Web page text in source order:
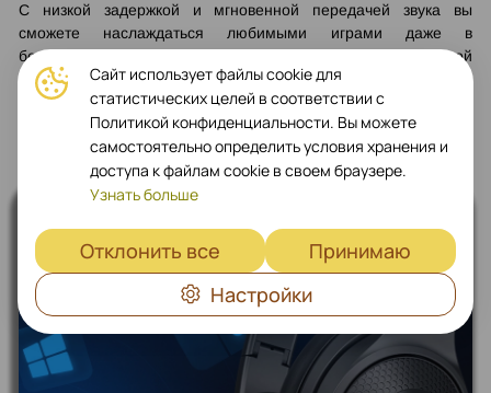
С низкой задержкой и мгновенной передачей звука вы
сможете наслаждаться любимыми играми даже в
беспроводном режиме, без компромиссов в игровой
производительности. А для дополнительного удобства в
комплекте предусмотрен кабель для проводного
подключения.
Сайт использует файлы cookie для
статистических целей в соответствии с
Политикой конфиденциальности. Вы можете
самостоятельно определить условия хранения и
доступа к файлам cookie в своем браузере.
Узнать больше
Отклонить все
Принимаю
Настройки